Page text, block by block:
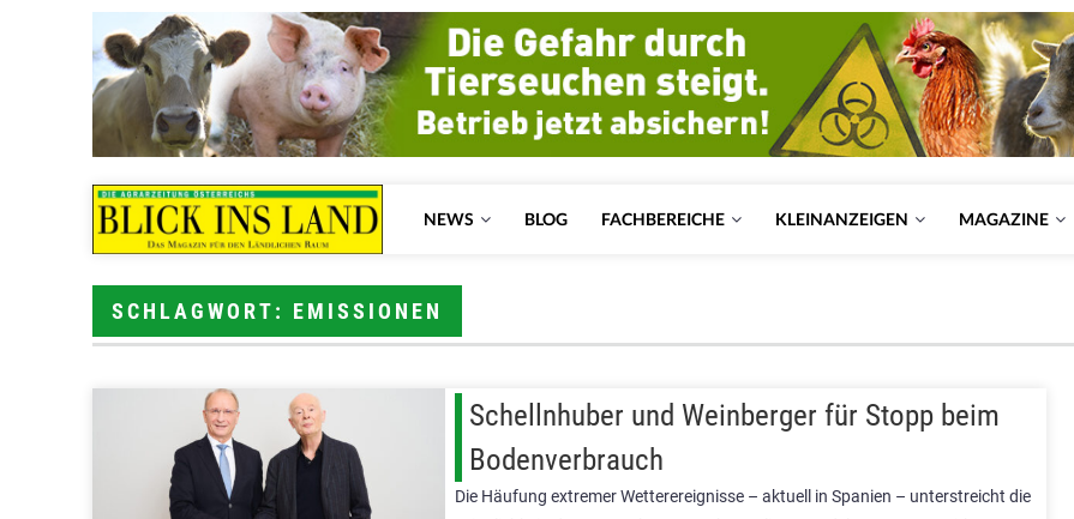
NEWS BLOG FACHBEREICHE KLEINANZEIGEN MAGAZINE
SCHLAGWORT: EMISSIONEN
Schellnhuber und Weinberger für Stopp beim
Bodenverbrauch
Die Häufung extremer Wetterereignisse – aktuell in Spanien – unterstreicht die